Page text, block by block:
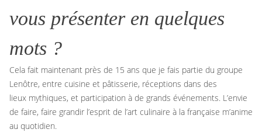
vous présenter en quelques
mots ?
Cela fait maintenant près de 15 ans que je fais partie du groupe
Lenôtre, entre cuisine et pâtisserie, réceptions dans des
lieux mythiques, et participation à de grands événements. L’envie
de faire, faire grandir l’esprit de l’art culinaire à la française m’anime
au quotidien.